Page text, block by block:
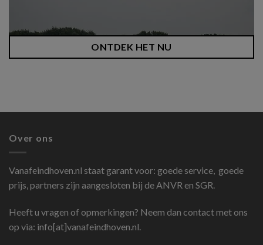
ONTDEK HET NU
Over ons
Vanafeindhoven.nl staat garant voor: goede service, goede
prijs, partners zijn aangesloten bij de ANVR en SGR.
Heeft u vragen of opmerkingen? Neem dan contact met ons
op via: info[at]vanafeindhoven.nl.